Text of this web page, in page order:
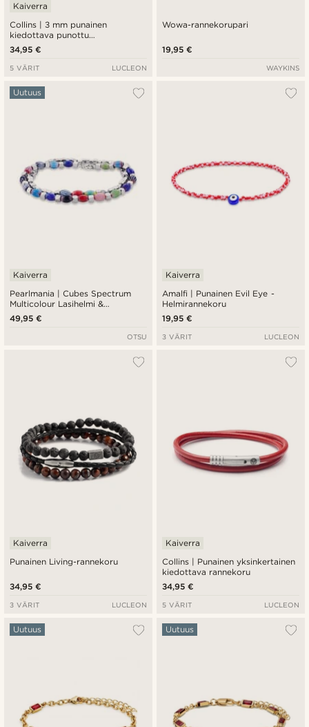
Collins | 3 mm punainen
kiedottava punottu
nahkarannekoru
Kaiverra
34,95 €
5 VÄRIT LUCLEON
Wowa-rannekorupari
19,95 €
WAYKINS
Pearlmania | Cubes Spectrum
Multicolour Lasihelmi &
Teräksinen Rannekorusetti
Uutuus
Kaiverra
49,95 €
OTSU
Amalfi | Punainen Evil Eye -
Helmirannekoru
Kaiverra
19,95 €
3 VÄRIT LUCLEON
Punainen Living-rannekoru
Kaiverra
34,95 €
3 VÄRIT LUCLEON
Collins | Punainen yksinkertainen
kiedottava rannekoru
Kaiverra
34,95 €
5 VÄRIT LUCLEON
Uutuus Uutuus